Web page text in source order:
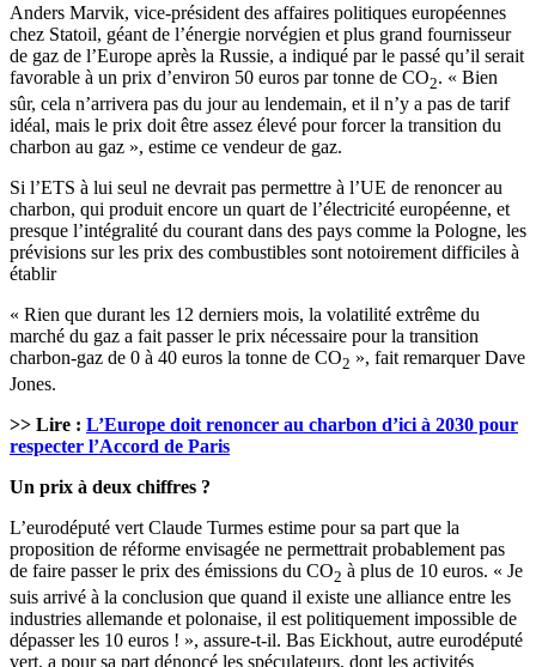
Anders Marvik, vice-président des affaires politiques européennes
chez Statoil, géant de l’énergie norvégien et plus grand fournisseur
de gaz de l’Europe après la Russie, a indiqué par le passé qu’il serait
favorable à un prix d’environ 50 euros par tonne de CO2. « Bien
sûr, cela n’arrivera pas du jour au lendemain, et il n’y a pas de tarif
idéal, mais le prix doit être assez élevé pour forcer la transition du
charbon au gaz », estime ce vendeur de gaz.
Si l’ETS à lui seul ne devrait pas permettre à l’UE de renoncer au
charbon, qui produit encore un quart de l’électricité européenne, et
presque l’intégralité du courant dans des pays comme la Pologne, les
prévisions sur les prix des combustibles sont notoirement difficiles à
établir
« Rien que durant les 12 derniers mois, la volatilité extrême du
marché du gaz a fait passer le prix nécessaire pour la transition
charbon-gaz de 0 à 40 euros la tonne de CO2 », fait remarquer Dave
Jones.
>> Lire : L’Europe doit renoncer au charbon d’ici à 2030 pour
respecter l’Accord de Paris
Un prix à deux chiffres ?
L’eurodéputé vert Claude Turmes estime pour sa part que la
proposition de réforme envisagée ne permettrait probablement pas
de faire passer le prix des émissions du CO2 à plus de 10 euros. « Je
suis arrivé à la conclusion que quand il existe une alliance entre les
industries allemande et polonaise, il est politiquement impossible de
dépasser les 10 euros ! », assure-t-il. Bas Eickhout, autre eurodéputé
vert, a pour sa part dénoncé les spéculateurs, dont les activités